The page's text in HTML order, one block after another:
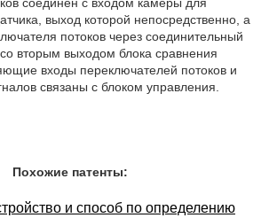
выход которой непосредственно, а
потоков через соединительный
вторым выходом блока сравнения
входы переключателей потоков и
связаны с блоком управления.
Похожие патенты:
и способ по определению